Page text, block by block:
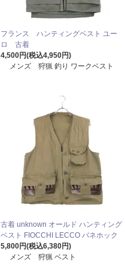
フランス ハンティングベスト ユー
ロ 古着
4,500円(税込4,950円)
メンズ 狩猟 釣り ワークベスト
古着 unknown オールド ハンティング
ベスト FIOCCHI LECCO バネホック
5,800円(税込6,380円)
メンズ 狩猟 ベスト